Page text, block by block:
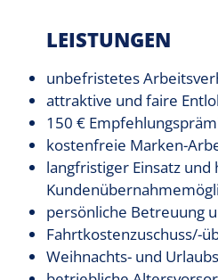
LEISTUNGEN
unbefristetes
attraktive und faire
150 €
kostenfreie Marken-
langfristiger Einsatz und
persönliche Betreuung
Fahrtkostenzuschuss/-
Weihnachts- und